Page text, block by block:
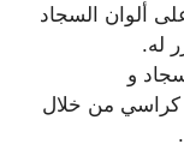
ألوان السجاد
له.
و
كراسي من خلال